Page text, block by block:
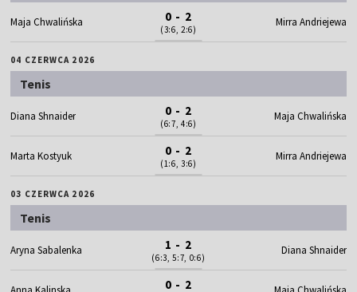
Maja Chwalińska 0 - 2
(3:6, 2:6)
Mirra Andriejewa
04 CZERWCA 2026
Tenis
Diana Shnaider 0 - 2
(6:7, 4:6)
Maja Chwalińska
Marta Kostyuk 0 - 2
(1:6, 3:6)
Mirra Andriejewa
03 CZERWCA 2026
Tenis
Aryna Sabalenka 1 - 2
(6:3, 5:7, 0:6)
Diana Shnaider
0 - 2